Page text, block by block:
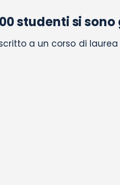
studenti si
a un corso di